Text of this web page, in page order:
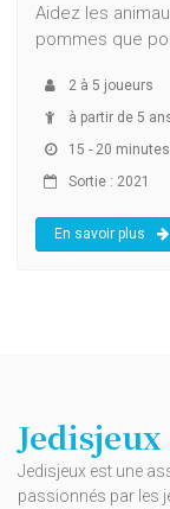
Aidez les
pommes que
2 à 5 joueurs
à partir de 5
15 - 20 minutes
Sortie : 2021
En savoir plus
Jedisjeux
Jedisjeux est une
passionnés par les